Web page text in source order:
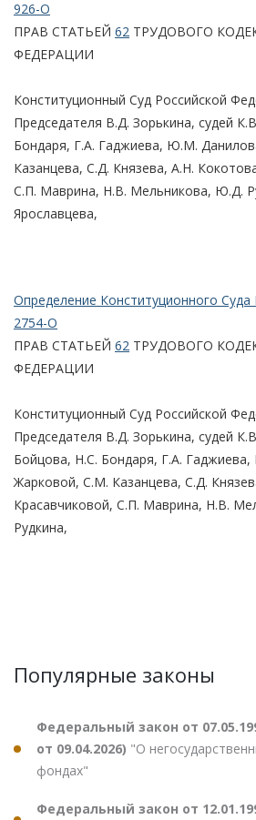
926-О
ПРАВ СТАТЬЕЙ 62 ТРУДОВОГО
ФЕДЕРАЦИИ
Конституционный Суд Российской
Председателя В.Д. Зорькина, судей
Бондаря, Г.А. Гаджиева, Ю.М.
Казанцева, С.Д. Князева, А.Н.
С.П. Маврина, Н.В. Мельникова, Ю.Д.
Ярославцева,
Определение Конституционного
2754-О
ПРАВ СТАТЬЕЙ 62 ТРУДОВОГО
ФЕДЕРАЦИИ
Конституционный Суд Российской
Председателя В.Д. Зорькина, судей
Бойцова, Н.С. Бондаря, Г.А.
Жарковой, С.М. Казанцева, С.Д.
Красавчиковой, С.П. Маврина, Н.В.
Рудкина,
Популярные законы
Федеральный закон от
от 09.04.2026) "О
фондах"
Федеральный закон от